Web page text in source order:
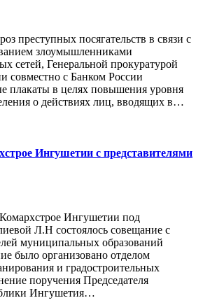
преступных посягательств в связи с
злоумышленниками
сетей, Генеральной прокуратурой
совместно с Банком России
плакаты в целях повышения уровня
о действиях лиц, вводящих в…
Ингушетии с представителями
Комархстрое Ингушетии под
Л.Н состоялось совещание с
муниципальных образований
было организовано отделом
и градостроительных
поручения Председателя
Ингушетия…